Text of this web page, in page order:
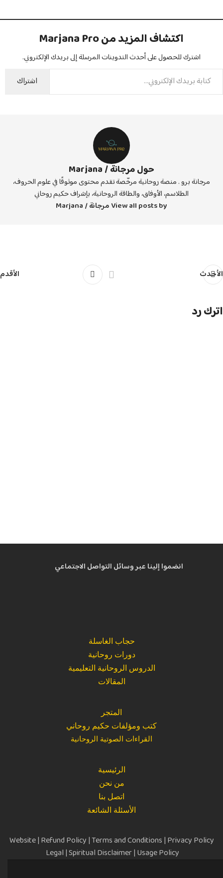
اكتشاف المزيد من Marjana Pro
اشترك للحصول على أحدث التدوينات المرسلة إلى بريدك الإلكتروني.
اشتراك
حول مرجانة / Marjana
مرجانة برو . منصة روحانية مرخّصة تقدم محتوى موثوقًا في علوم الحروف،
الطلاسم، الأوفاق، والطاقة الروحانية، بإشراف حكيم روحاني
View all posts by مرجانة / Marjana
الأحدث الأقدم
اترك رد
انضموا إلينا عبر وسائل التواصل الاجتماعي
حجاب الغاسلة
دورات روحانية
الدروس الروحانية التعليمية
المقالات
المتجر
كتب ومؤلفات حكيم روحاني
القراءات الصوتية الروحانية
الرئيسية
من نحن
اتصل بنا
الأسئلة الشائعة
Privacy Policy
|
Terms and Conditions
|
Refund Policy
|
Website
Usage Policy
|
Spiritual Disclaimer
|
Legal